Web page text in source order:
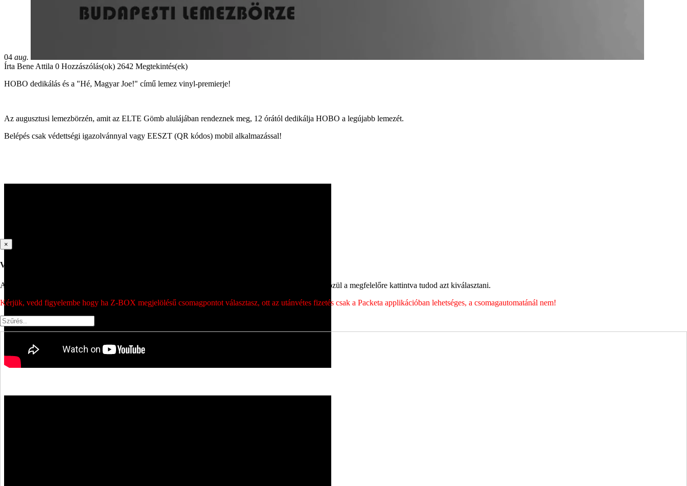
04 aug.
Írta Bene Attila 0 Hozzászólás(ok) 2642 Megtekintés(ek)
HOBO dedikálás és a "Hé, Magyar Joe!" című lemez vinyl-premierje!
Az augusztusi lemezbörzén, amit az ELTE Gömb alulájában rendeznek meg, 12 órától dedikálja HOBO a legújabb lemezét.
Belépés csak védettségi igazolvánnyal vagy EESZT (QR kódos) mobil alkalmazással!
×
Válassz csomagpontot
A csomagpont kiválasztásához írd be az irányítószámot vagy a város nevét, majd a megjelenő címek közül a megfelelőre kattintva tudod azt kiválasztani.
Kérjük, vedd figyelembe hogy ha Z-BOX megjelölésű csomagpontot választasz, ott az utánvétes fizetés csak a Packeta applikációban lehetséges, a csomagautomatánál nem!